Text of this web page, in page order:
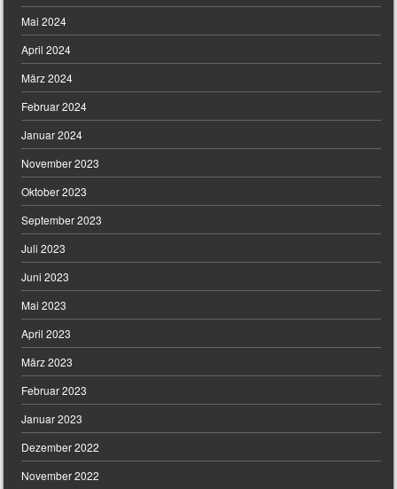
Mai 2024
April 2024
März 2024
Februar 2024
Januar 2024
November 2023
Oktober 2023
September 2023
Juli 2023
Juni 2023
Mai 2023
April 2023
März 2023
Februar 2023
Januar 2023
Dezember 2022
November 2022